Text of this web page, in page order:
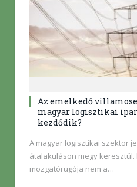
Az emelkedő
magyar logisztikai
kezdődik?
A magyar logisztikai szektor
átalakuláson megy
mozgatórugója nem a…